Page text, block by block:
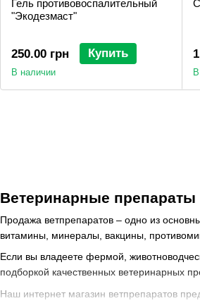
Ветеринарные препараты
Продажа ветпрепаратов – одно из
витамины, минералы, вакцины,
Если вы владеете фермой,
подборкой качественных ветеринарных
Наш интернет магазин ветпрепаратов
Гель противовоспалительный
"Экодезмаст"
250.00 грн Купить
В наличии